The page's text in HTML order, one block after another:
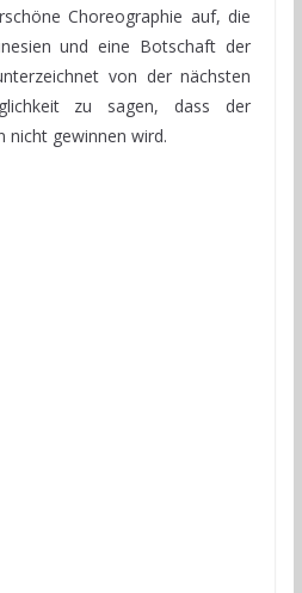
Choreographie auf, die
und eine Botschaft der
von der nächsten
zu sagen, dass der
nicht gewinnen wird.